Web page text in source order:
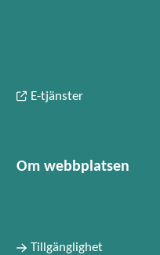
E-tjänster
Om webbplatsen
Tillgänglighet